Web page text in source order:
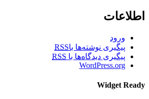
اطلاعات
ورود
پیگیری نوشته‌ها باRSS
پیگیری دیدگاه‌ها با RSS
WordPress.org
Widget Ready